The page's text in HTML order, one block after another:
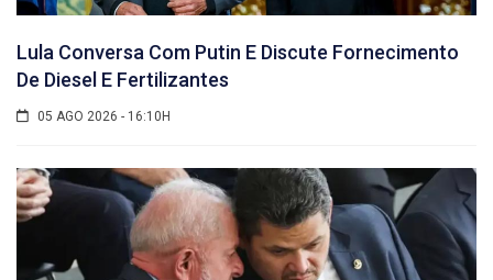
Lula Conversa Com Putin E Discute Fornecimento
De Diesel E Fertilizantes
05 AGO 2026 - 16:10H